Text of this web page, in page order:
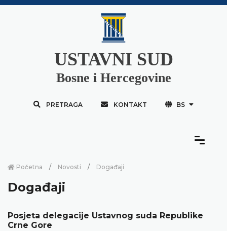
USTAVNI SUD
Bosne i Hercegovine
PRETRAGA KONTAKT BS
Početna Novosti Događaji
Događaji
Posjeta delegacije Ustavnog suda Republike
Crne Gore